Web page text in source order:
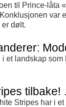
til Prince-låta
var
er dølt.
et landskap som
Stripes har i